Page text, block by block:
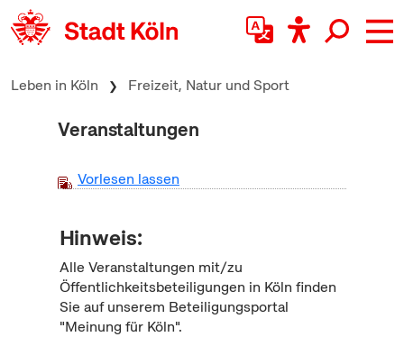
zum Inhalt springen
Leben in Köln Freizeit, Natur und Sport
Veranstaltungen
Vorlesen lassen
Hinweis:
Alle Veranstaltungen mit/zu
Öffentlichkeitsbeteiligungen in Köln finden
Sie auf unserem Beteiligungsportal
"Meinung für Köln".